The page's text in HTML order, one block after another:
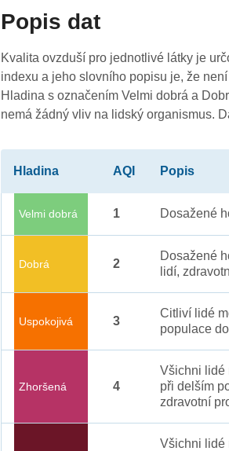
Popis dat
Kvalita ovzduší pro jednotlivé látky je
indexu a jeho slovního popisu je, že
Hladina s označením Velmi dobrá a
nemá žádný vliv na lidský organismus.
Hladina AQI Popis
Velmi dobrá 1 Dosažené
Dobrá 2
Dosažené
lidí,
Uspokojivá 3
Citliví lidé
populace
Zhoršená 4
Všichni lidé
při delším
zdravotní
Všichni lidé